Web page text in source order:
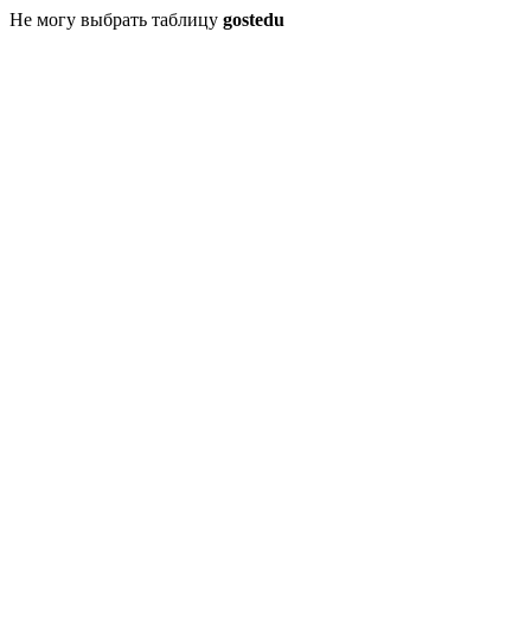
Не могу выбрать таблицу gostedu